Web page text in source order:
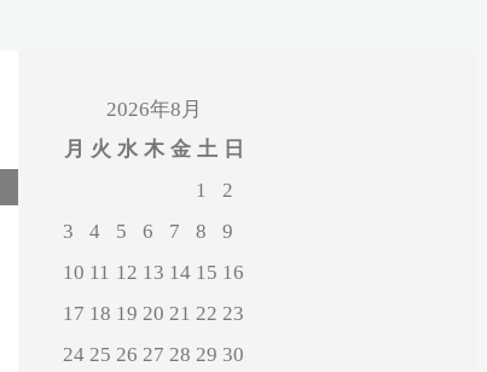
2026年8月
月 火 水 木 金 土 日
1
2
3
4 5 6 7 8
9
10 11 12 13 14 15 16
17 18 19 20 21 22 23
24 25 26 27 28 29 30